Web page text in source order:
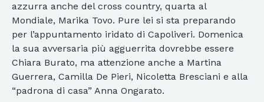
azzurra anche del cross country, quarta al
Mondiale, Marika Tovo. Pure lei si sta preparando
per l’appuntamento iridato di Capoliveri. Domenica
la sua avversaria più agguerrita dovrebbe essere
Chiara Burato, ma attenzione anche a Martina
Guerrera, Camilla De Pieri, Nicoletta Bresciani e alla
“padrona di casa” Anna Ongarato.